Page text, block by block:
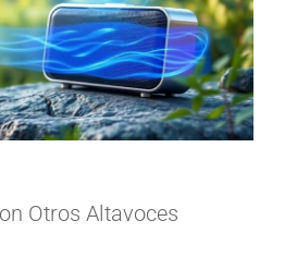
Otros Altavoces